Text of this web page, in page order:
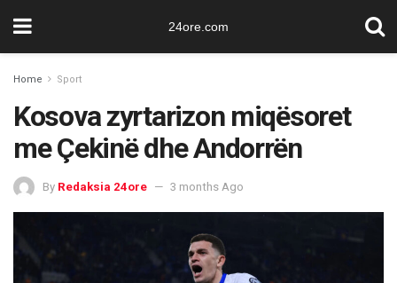
24ore.com
Home Sport
Kosova zyrtarizon miqësoret
me Çekinë dhe Andorrën
By Redaksia 24ore 3 months Ago